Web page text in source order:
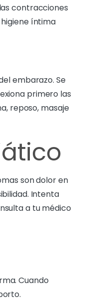
contracciones
íntima
embarazo. Se
primero las
reposo, masaje
son dolor en
Intenta
a tu médico
Cuando